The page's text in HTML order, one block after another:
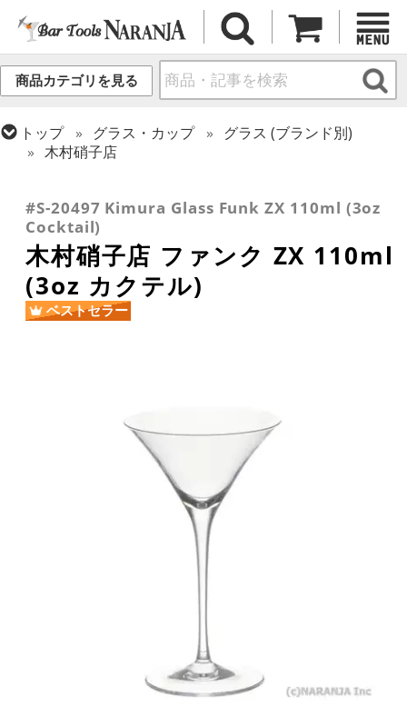
商品カテゴリを見る
トップ グラス・カップ
グラス (ブランド別)
木村硝子店
カクテルグラス (全サイズ)
#S-20497 Kimura Glass Funk ZX 110ml (3oz
Cocktail)
木村硝子店 ファンク ZX 110ml
(3oz カクテル)
ベストセラー